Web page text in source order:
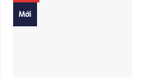
Mới